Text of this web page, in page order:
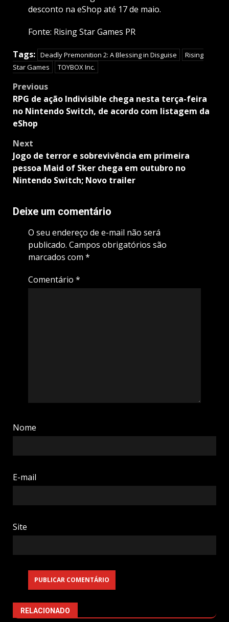
desconto na eShop até 17 de maio.
Fonte: Rising Star Games PR
Tags: Deadly Premonition 2: A Blessing in Disguise
Rising
Star Games
TOYBOX Inc.
Post
navigation
Previous
RPG de ação Indivisible chega nesta terça-feira
no Nintendo Switch, de acordo com listagem da
eShop
Next
Jogo de terror e sobrevivência em primeira
pessoa Maid of Sker chega em outubro no
Nintendo Switch; Novo trailer
Deixe um comentário
O seu endereço de e-mail não será
publicado. Campos obrigatórios são
marcados com *
Comentário *
Nome
E-mail
Site
RELACIONADO